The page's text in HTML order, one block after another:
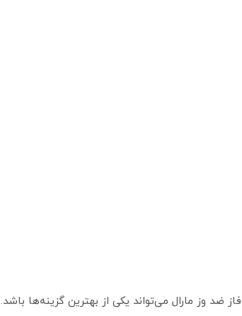
ضد وز مارال می‌تواند یکی از بهترین گزینه‌ها باشد.